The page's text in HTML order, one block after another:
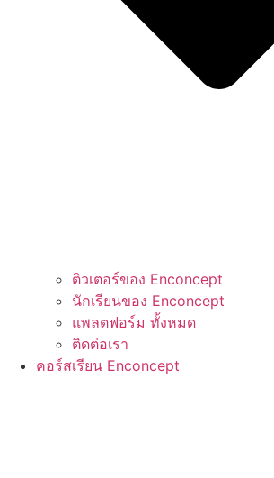
ติวเตอร์ของ Enconcept
นักเรียนของ Enconcept
แพลตฟอร์ม ทั้งหมด
ติดต่อเรา
คอร์สเรียน Enconcept